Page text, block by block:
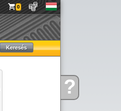
Kérdése?
0